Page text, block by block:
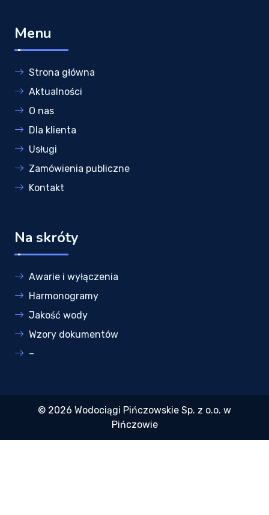
Menu
Strona główna
Aktualności
O nas
Dla klienta
Usługi
Zamówienia publiczne
Kontakt
Na skróty
Awarie i wyłączenia
Harmonogramy
Jakość wody
Wzory dokumentów
–
© 2026 Wodociągi Pińczowskie Sp. z o.o. w
Pińczowie